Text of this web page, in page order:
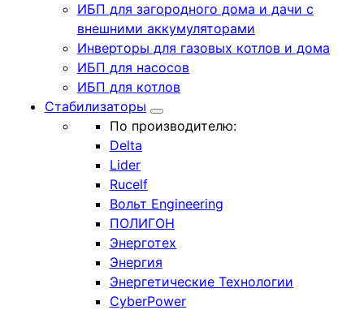
ИБП для загородного дома и дачи с
внешними аккумуляторами
Инверторы для газовых котлов и дома
ИБП для насосов
ИБП для котлов
Стабилизаторы
По производителю:
Delta
Lider
Rucelf
Вольт Engineering
ПОЛИГОН
Энерготех
Энергия
Энергетические Технологии
CyberPower